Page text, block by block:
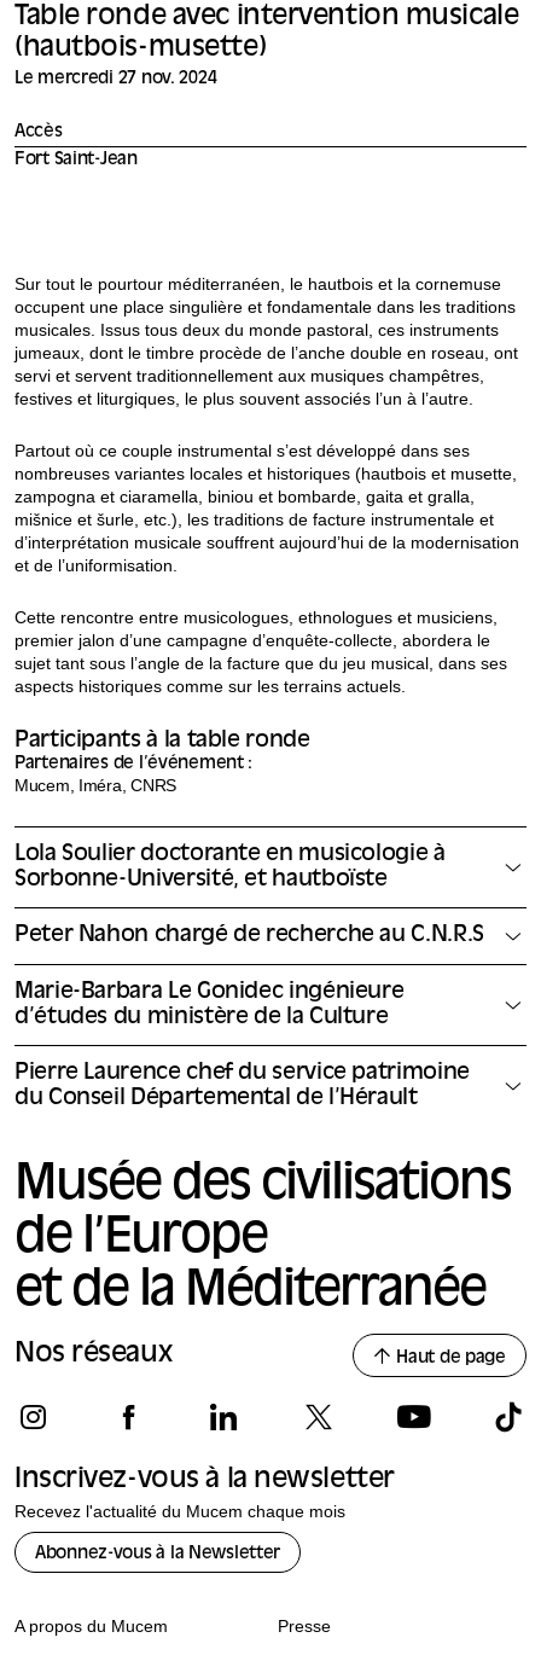
Table ronde avec intervention musicale
(hautbois-musette)
Le mercredi 27 nov. 2024
Accès
Fort Saint-Jean
Sur tout le pourtour méditerranéen, le hautbois et la cornemuse
occupent une place singulière et fondamentale dans les traditions
musicales. Issus tous deux du monde pastoral, ces instruments
jumeaux, dont le timbre procède de l’anche double en roseau, ont
servi et servent traditionnellement aux musiques champêtres,
festives et liturgiques, le plus souvent associés l’un à l’autre.
Partout où ce couple instrumental s’est développé dans ses
nombreuses variantes locales et historiques (hautbois et musette,
zampogna et ciaramella, biniou et bombarde, gaita et gralla,
mišnice et šurle, etc.), les traditions de facture instrumentale et
d’interprétation musicale souffrent aujourd’hui de la modernisation
et de l’uniformisation.
Cette rencontre entre musicologues, ethnologues et musiciens,
premier jalon d’une campagne d’enquête-collecte, abordera le
sujet tant sous l’angle de la facture que du jeu musical, dans ses
aspects historiques comme sur les terrains actuels.
Participants à la table ronde
Partenaires de l’événement :
Mucem, Iméra, CNRS
Lola Soulier doctorante en musicologie à
Sorbonne-Université, et hautboïste
Peter Nahon chargé de recherche au C.N.R.S
Marie-Barbara Le Gonidec ingénieure
d’études du ministère de la Culture
Pierre Laurence chef du service patrimoine
du Conseil Départemental de l’Hérault
Musée des civilisations
de l’Europe
et de la Méditerranée
Nos réseaux Haut de page
Inscrivez-vous à la newsletter
Recevez l'actualité du Mucem chaque mois
Abonnez-vous à la Newsletter
A propos du Mucem Presse